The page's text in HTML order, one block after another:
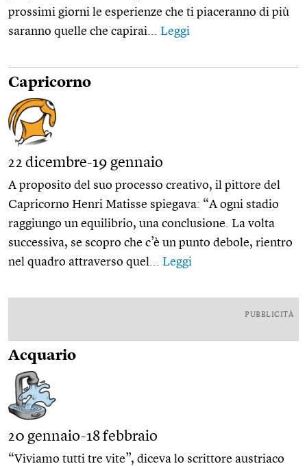
prossimi giorni le esperienze che ti piaceranno di più
saranno quelle che capirai... Leggi
Capricorno
22 dicembre-19 gennaio
A proposito del suo processo creativo, il pittore del
Capricorno Henri Matisse spiegava: “A ogni stadio
raggiungo un equilibrio, una conclusione. La volta
successiva, se scopro che c’è un punto debole, rientro
nel quadro attraverso quel... Leggi
PUBBLICITÀ
Acquario
20 gennaio-18 febbraio
“Viviamo tutti tre vite”, diceva lo scrittore austriaco